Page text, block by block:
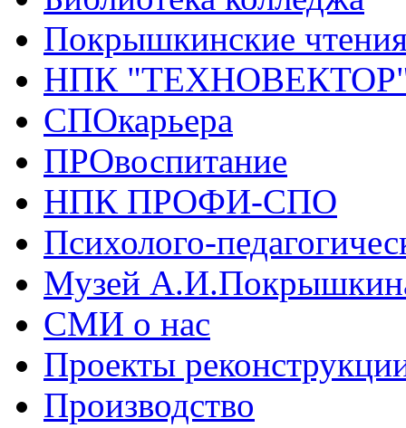
Покрышкинские
НПК
СПОкарьера
ПРОвоспитание
НПК ПРОФИ-СПО
Психолого-
Музей
СМИ о нас
Проекты
Производство